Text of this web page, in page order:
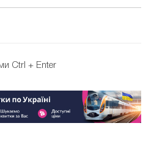
Ctrl + Enter